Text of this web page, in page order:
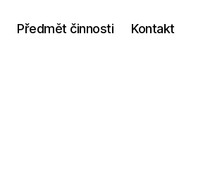
Předmět činnosti Kontakt